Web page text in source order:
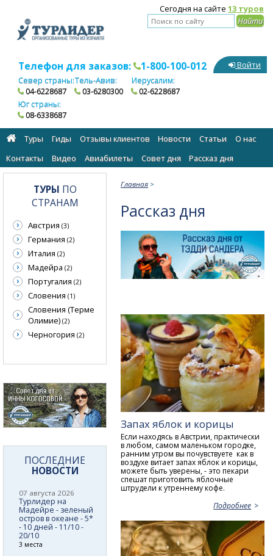
Сегодня на сайте 13 туров
Телефон для заказов: 1-800-100-012
Север страны:
04-6228687
Тель-Авив:
03-6280300
Иерусалим:
02-6228687
Юг страны:
08-6338687
Войти
Туры Гиды Отзывы клиентов Новости Статьи
О нас
Контакты
Видео Авиабилеты Cовет дня Рассказ дня
Главная >
Рассказ дня
Запах яблок и корицы
Если находясь в Австрии, практически
в любом, самом маленьком городке,
ранним утром вы почувствуете как в
воздухе витает запах яблок и корицы,
можете быть уверены, - это пекари
спешат приготовить яблочные
штрудели к утреннему кофе.
Подробнее
ТУРЫ ПО
СТРАНАМ
Австрия (3)
Германия (2)
Италия (2)
Мадейра (2)
Португалия (2)
Словения (1)
Словения (Терме
Олимие) (2)
Черногория (2)
ПОСЛЕДНИЕ
НОВОСТИ
07 августа 2026
Турлидер на
Мадейре - зеленый
остров в океане - 5*
- 10 дней - 11/10 -
20/10
3 места